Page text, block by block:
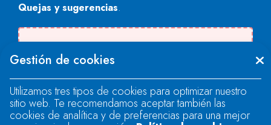
Quejas y sugerencias.
"text".
Se produjo un error al cargar el campo
Gestión de cookies
Utilizamos tres tipos de cookies para optimizar nuestro
sitio web. Te recomendamos aceptar también las
cookies de analítica y de preferencias para una mejor